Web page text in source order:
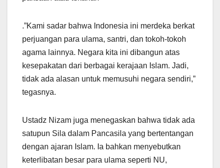
.”Kami sadar bahwa Indonesia ini merdeka berkat
perjuangan para ulama, santri, dan tokoh-tokoh
agama lainnya. Negara kita ini dibangun atas
kesepakatan dari berbagai kerajaan Islam. Jadi,
tidak ada alasan untuk memusuhi negara sendiri,”
tegasnya.
Ustadz Nizam juga menegaskan bahwa tidak ada
satupun Sila dalam Pancasila yang bertentangan
dengan ajaran Islam. Ia bahkan menyebutkan
keterlibatan besar para ulama seperti NU,